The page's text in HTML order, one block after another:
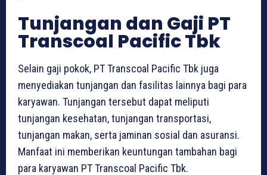
Tunjangan dan Gaji PT
Transcoal Pacific Tbk
Selain gaji pokok, PT Transcoal Pacific Tbk juga
menyediakan tunjangan dan fasilitas lainnya bagi para
karyawan. Tunjangan tersebut dapat meliputi
tunjangan kesehatan, tunjangan transportasi,
tunjangan makan, serta jaminan sosial dan asuransi.
Manfaat ini memberikan keuntungan tambahan bagi
para karyawan PT Transcoal Pacific Tbk.